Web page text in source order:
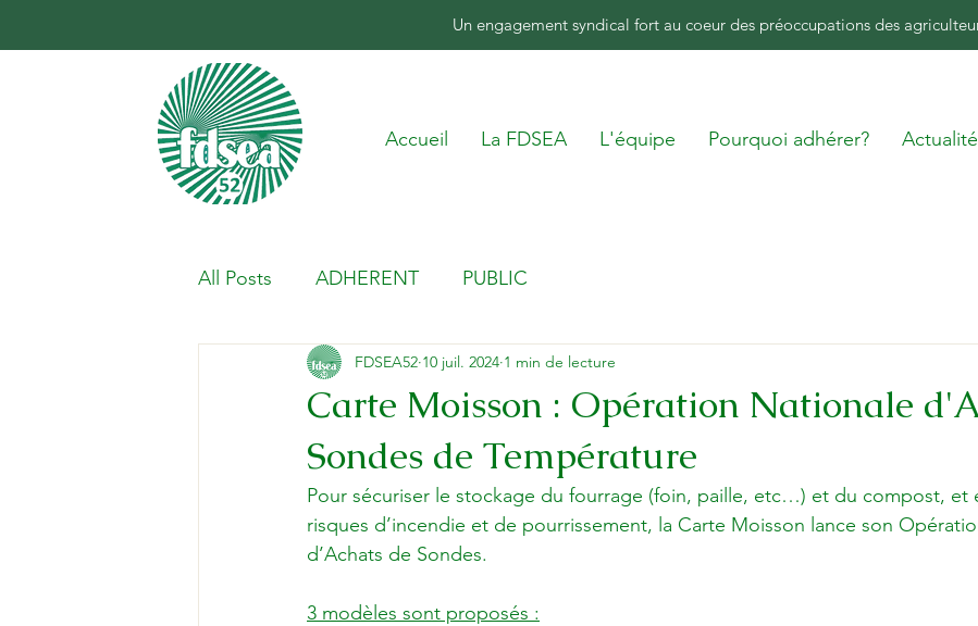
Un engagement syndical fort au coeur des préoccupations des
Accueil La FDSEA L'équipe Pourquoi adhérer?
All Posts ADHERENT PUBLIC
Carte Moisson : Opération Nationale
Sondes de Température
FDSEA52 10 juil. 2024 1 min de lecture
Pour sécuriser le stockage du fourrage (foin, paille, etc…) et du compost, et
risques d’incendie et de pourrissement, la Carte Moisson lance son
d’Achats de Sondes.
3 modèles sont proposés :